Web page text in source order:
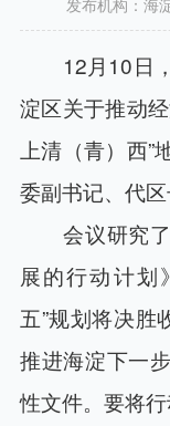
12月10日，
淀区关于推动
上清（青）西
委副书记、代区
会议研究了
展的行动计划
五”规划将决胜
推进海淀下一
性文件。要将